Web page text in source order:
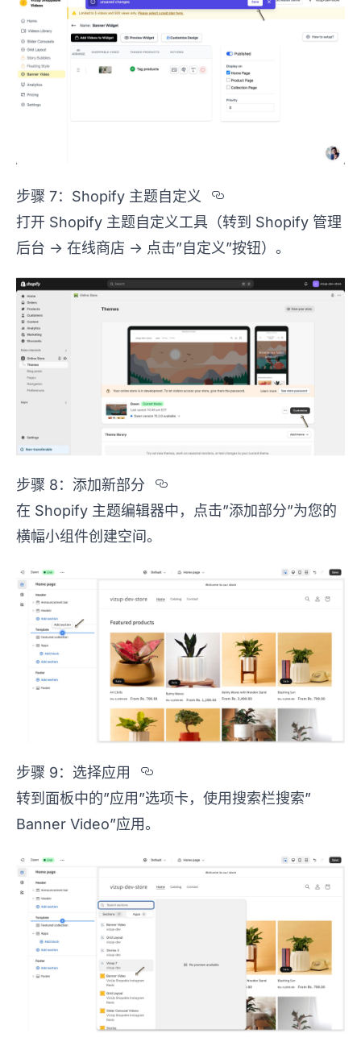
步骤 7：Shopify 主题自定义
Section titled
打开 Shopify 主题自定义工具（转到 Shopify 管理
后台 -> 在线商店 -> 点击”自定义”按钮）。
步骤 8：添加新部分
Section titled
在 Shopify 主题编辑器中，点击”添加部分”为您的
横幅小组件创建空间。
步骤 9：选择应用
Section titled
转到面板中的”应用”选项卡，使用搜索栏搜索”
Banner Video”应用。